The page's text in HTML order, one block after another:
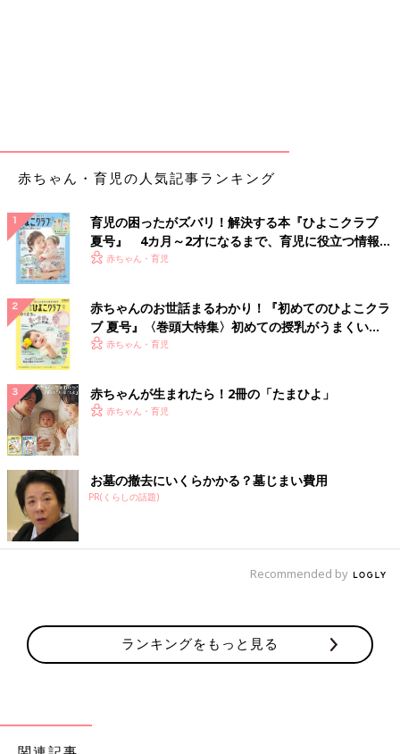
赤ちゃん・育児の人気記事ランキング
育児の困ったがズバリ！解決する本『ひよこクラブ
夏号』 4カ月～2才になるまで、育児に役立つ情報が
いっぱい！
赤ちゃん・育児
赤ちゃんのお世話まるわかり！『初めてのひよこクラ
ブ 夏号』〈巻頭大特集〉初めての授乳がうまくい
く！ おっぱい・ミルクの基本と夏のトラブル 解決テ
赤ちゃん・育児
赤ちゃんが生まれたら！2冊の「たまひよ」
赤ちゃん・育児
お墓の撤去にいくらかかる？墓じまい費用
PR(くらしの話題)
Recommended by
ランキングをもっと見る